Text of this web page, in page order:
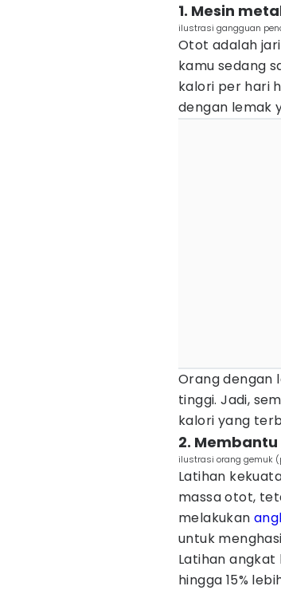
1. Mesin
ilustrasi gangguan
Otot adalah
kamu sedang
kalori per hari
dengan lemak
Orang dengan
tinggi. Jadi,
kalori yang
2.
ilustrasi orang gemuk
Latihan
massa otot,
melakukan
untuk
Latihan
hingga 15%